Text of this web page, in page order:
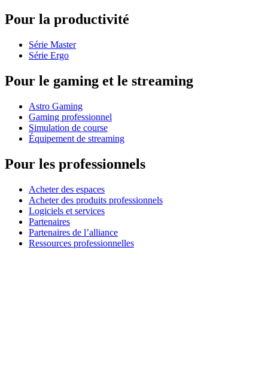
Pour la productivité
Série Master
Série Ergo
Pour le gaming et le streaming
Astro Gaming
Gaming professionnel
Simulation de course
Équipement de streaming
Pour les professionnels
Acheter des espaces
Acheter des produits professionnels
Logiciels et services
Partenaires
Partenaires de l’alliance
Ressources professionnelles